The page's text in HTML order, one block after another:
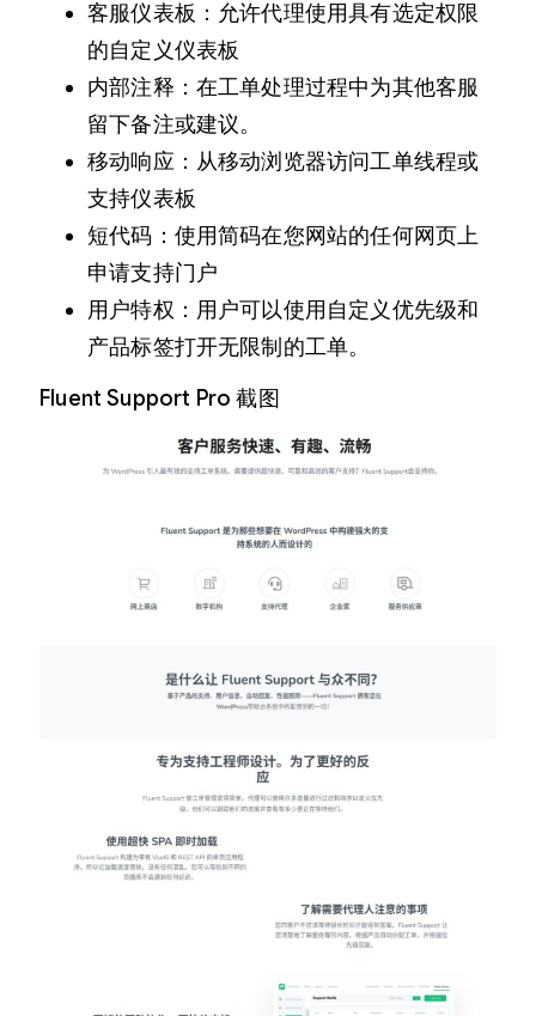
客服仪表板：允许代理使用具有选定权限
的自定义仪表板
内部注释：在工单处理过程中为其他客服
留下备注或建议。
移动响应：从移动浏览器访问工单线程或
支持仪表板
短代码：使用简码在您网站的任何网页上
申请支持门户
用户特权：用户可以使用自定义优先级和
产品标签打开无限制的工单。
Fluent Support Pro 截图